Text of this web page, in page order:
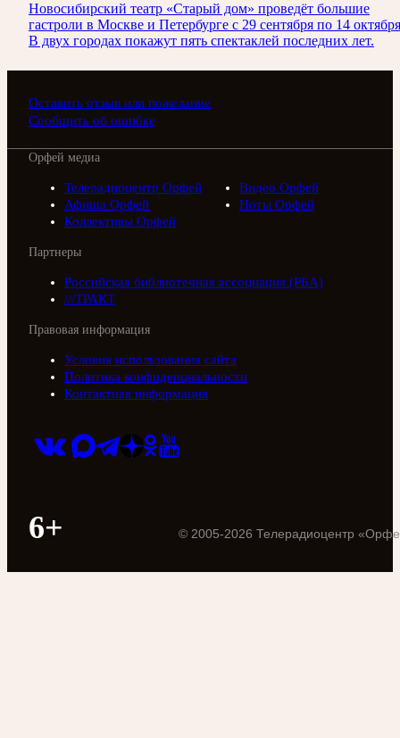
Новосибирский театр «Старый дом» проведёт большие
гастроли в Москве и Петербурге с 29 сентября по 14
В двух городах покажут пять спектаклей последних лет.
Оставить отзыв или пожелание
Сообщить об ошибке
Орфей медиа
Телерадиоцентр Орфей
Видео Орфей
Афиша Орфей
Ноты Орфей
Коллективы Орфей
Партнеры
Российская библиотечная ассоциация (РБА)
///ТРАКТ
Правовая информация
Условия использования сайта
Политика конфиденциальности
Контактная информация
6+ © 2005-2026 Телерадиоцентр